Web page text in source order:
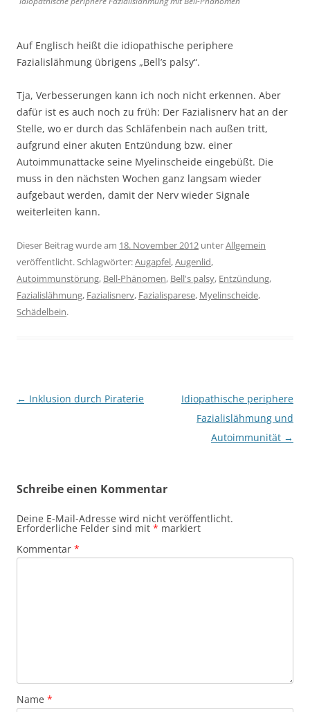
Auf Englisch heißt die idiopathische periphere
Fazialislähmung übrigens „Bell’s palsy“.
Tja, Verbesserungen kann ich noch nicht erkennen. Aber
dafür ist es auch noch zu früh: Der Fazialisnerv hat an der
Stelle, wo er durch das Schläfenbein nach außen tritt,
aufgrund einer akuten Entzündung bzw. einer
Autoimmunattacke seine Myelinscheide eingebüßt. Die
muss in den nächsten Wochen ganz langsam wieder
aufgebaut werden, damit der Nerv wieder Signale
weiterleiten kann.
Dieser Beitrag wurde am 18. November 2012 unterAllgemein
veröffentlicht. Schlagwörter:Augapfel,Augenlid,
Autoimmunstörung, Bell-Phänomen, Bell's palsy, Entzündung,
Fazialislähmung, Fazialisnerv, Fazialisparese, Myelinscheide,
Schädelbein.
Beitragsnavigation
← Inklusion durch Piraterie
Idiopathische periphere
Fazialislähmung und
Autoimmunität →
Schreibe einen Kommentar
Deine E-Mail-Adresse wird nicht veröffentlicht.
Erforderliche Felder sind mit * markiert
Kommentar *
Name *